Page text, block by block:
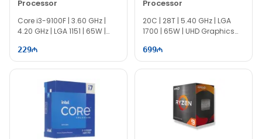
Processor
Core i3-9100F | 3.60 GHz |
4.20 GHz | LGA 1151 | 65W |
229
Processor
20C | 28T | 5.40 GHz | LGA
1700 | 65W | UHD Graphics
699